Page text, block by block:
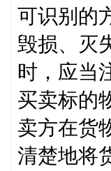
可识别的
毁损、灭
时，应当
买卖标的
卖方在货
清楚地将